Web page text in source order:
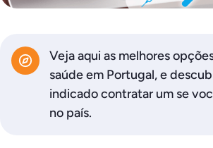
Veja aqui as melhores
saúde em Portugal, e
indicado contratar um se
no país.